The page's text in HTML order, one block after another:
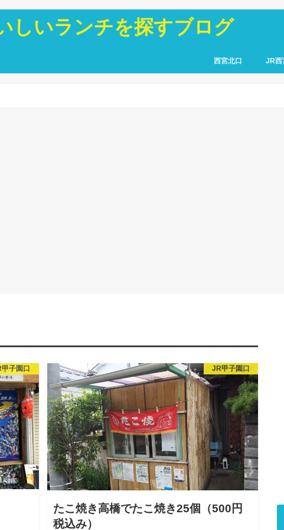
しいランチを探すブログ
西宮北口 JR西
子園口 JR甲子園口
たこ焼き高橋でたこ焼き25個（500円
税込み）